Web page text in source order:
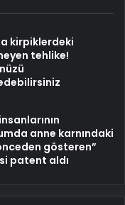
kirpiklerdeki
tehlike!
anne karnındaki
gösteren”
patent aldı